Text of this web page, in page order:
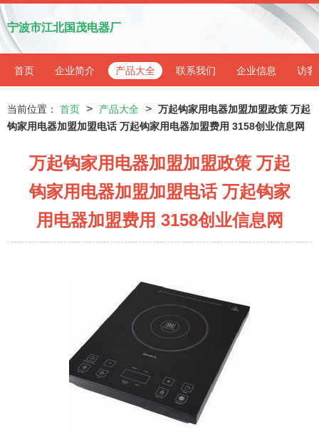
宁波市江北国茂电器厂
首页 企业简介 产品大全 联系我们 企业信息 访客
当前位置： 首页 > 产品大全 > 万起钩家用电器加盟加盟政策 万起
钩家用电器加盟加盟电话 万起钩家用电器加盟费用 3158创业信息网
万起钩家用电器加盟加盟政策 万起
钩家用电器加盟加盟电话 万起钩家
用电器加盟费用 3158创业信息网